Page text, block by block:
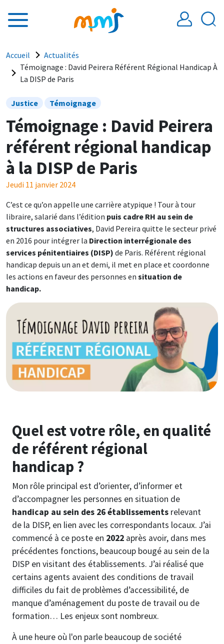
Fil d'Ariane
Accueil
Actualités
Témoignage : David Peirera Référent Régional Handicap À
La DISP de Paris
Justice Témoignage
Témoignage : David Peirera
référent régional handicap
à la DISP de Paris
Jeudi 11 janvier 2024
C’est ce qu’on appelle une carrière atypique ! Tour à tour
libraire, salarié dans l’édition puis cadre RH au sein de
structures associatives, David Pereira quitte le secteur privé
en 2016 pour intégrer la Direction interrégionale des
services pénitentiaires (DISP) de Paris. Référent régional
handicap depuis un an et demi, il met en place et coordonne
les actions en faveur des personnes en situation de
handicap.
Image
Quel est votre rôle, en qualité
de référent régional
handicap ?
Mon rôle principal est d’orienter, d’informer et
d’accompagner les personnes en situation de
handicap au sein des 26 établissements relevant
de la DISP, en lien avec les correspondants locaux. J’ai
commencé à ce poste en 2022 après avoir, dans mes
précédentes fonctions, beaucoup bougé au sein de la
DISP en visitant des établissements. J’ai réalisé que
certains agents avaient des conditions de travail
difficiles du fait de problèmes d’accessibilité, de
manque d’aménagement du poste de travail ou de
formation… Les enjeux sont nombreux.
À une heure où l'on parle beaucoup de société